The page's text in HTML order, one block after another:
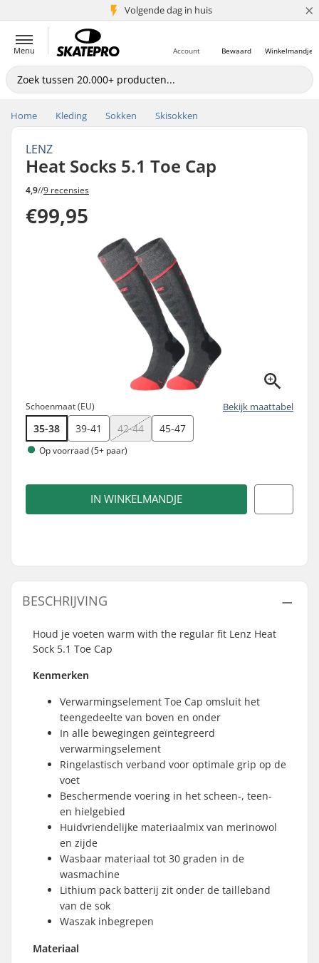
Volgende dag in huis
5+ mln. klanten ×
Menu Winkelmandje
Bewaard
Account
Home Kleding Sokken Skisokken
LENZ
Heat Socks 5.1 Toe Cap
4,9//9 recensies
€99,95
Schoenmaat (EU) Bekijk maattabel
35-38 39-41 42-44 45-47
Op voorraad (5+ paar)
IN WINKELMANDJE
BESCHRIJVING
Houd je voeten warm with the regular fit Lenz Heat
Sock 5.1 Toe Cap
Kenmerken
Verwarmingselement Toe Cap omsluit het
teengedeelte van boven en onder
In alle bewegingen geïntegreerd
verwarmingselement
Ringelastisch verband voor optimale grip op de
voet
Beschermende voering in het scheen-, teen-
en hielgebied
Huidvriendelijke materiaalmix van merinowol
en zijde
Wasbaar materiaal tot 30 graden in de
wasmachine
Lithium pack batterij zit onder de tailleband
van de sok
Waszak inbegrepen
Materiaal